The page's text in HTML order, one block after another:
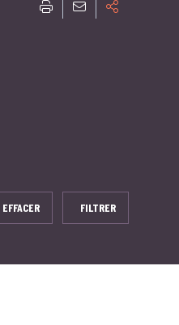
EFFACER FILTRER